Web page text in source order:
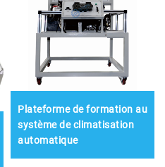
Plateforme de formation au
système de climatisation
automatique